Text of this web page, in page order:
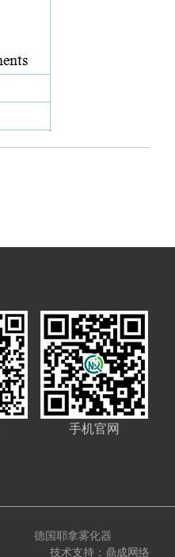
手机官网
德国耶拿雾化器
技术支持：鼎成网络